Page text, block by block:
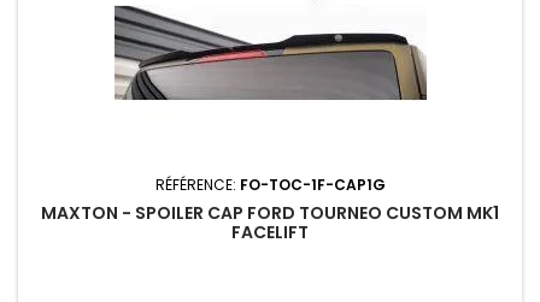
RÉFÉRENCE: FO-TOC-1F-CAP1G
MAXTON - SPOILER CAP FORD TOURNEO CUSTOM MK1
FACELIFT